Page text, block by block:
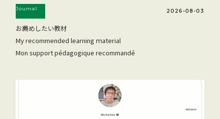
Journal 2026-08-03
お薦めしたい教材
My recommended learning ｍaterial
Mon support pédagogique recommandé